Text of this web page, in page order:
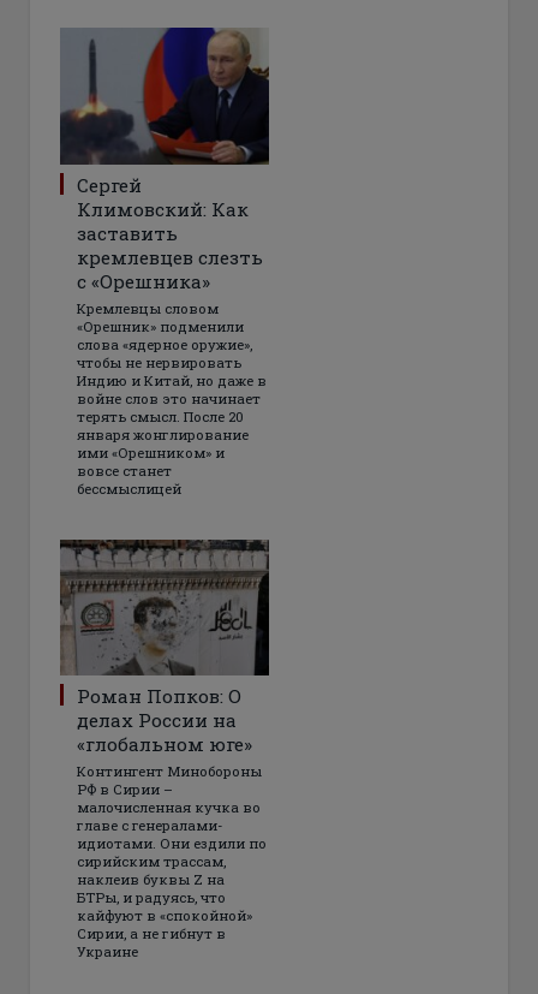
Сергей
Климовский: Как
заставить
кремлевцев слезть
с «Орешника»
Кремлевцы словом
«Орешник» подменили
слова «ядерное оружие»,
чтобы не нервировать
Индию и Китай, но даже в
войне слов это начинает
терять смысл. После 20
января жонглирование
ими «Орешником» и
вовсе станет
бессмыслицей
Роман Попков: О
делах России на
«глобальном юге»
Контингент Минобороны
РФ в Сирии –
малочисленная кучка во
главе с генералами-
идиотами. Они ездили по
сирийским трассам,
наклеив буквы Z на
БТРы, и радуясь, что
кайфуют в «спокойной»
Сирии, а не гибнут в
Украине